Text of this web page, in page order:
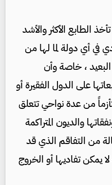
الطابع الأكثر والأشد
في أي دولة لما لها من
، خاصة وأن
على الدول الفقيرة أو
من عدة نواحي تتعلق
والديون المتراكمة
من التفاقم الذي قد
يمكن تفاديها أو الخروج